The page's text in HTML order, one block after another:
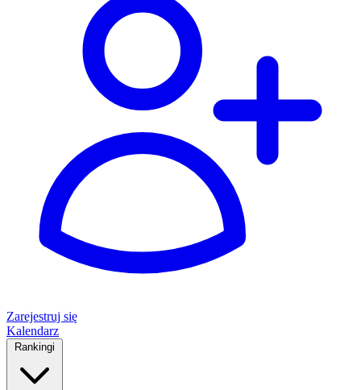
Zarejestruj się
Kalendarz
Rankingi